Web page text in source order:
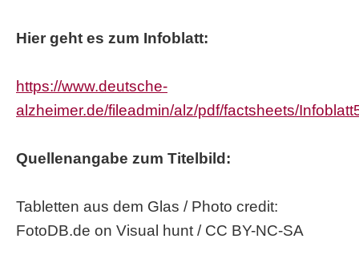
Hier geht es zum Infoblatt:
https://www.deutsche-
alzheimer.de/fileadmin/alz/pdf/factsheets/
Quellenangabe zum Titelbild:
Tabletten aus dem Glas / Photo credit:
FotoDB.de on Visual hunt / CC BY-NC-SA